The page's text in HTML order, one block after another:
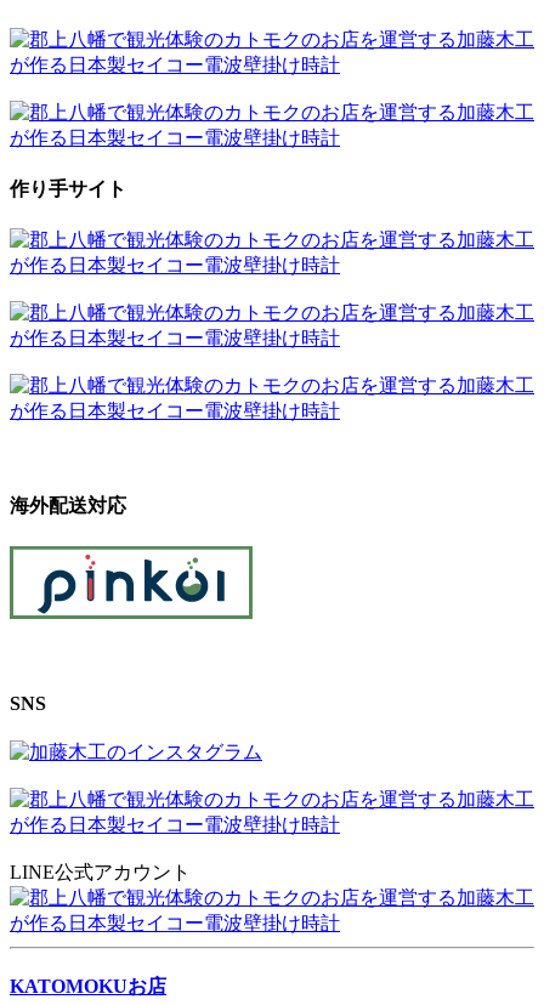
作り手サイト
海外配送対応
SNS
LINE公式アカウント
KATOMOKUお店